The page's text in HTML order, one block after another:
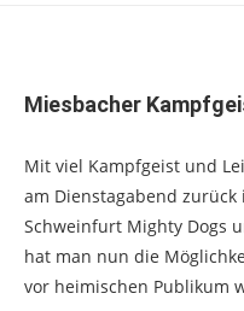
Miesbacher
Mit viel Kampfgeist und
am Dienstagabend
Schweinfurt Mighty Dogs
hat man nun die
vor heimischen Publikum